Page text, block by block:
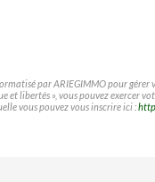
par ARIEGIMMO pour
libertés », vous pouvez
vous pouvez vous inscrire ici :